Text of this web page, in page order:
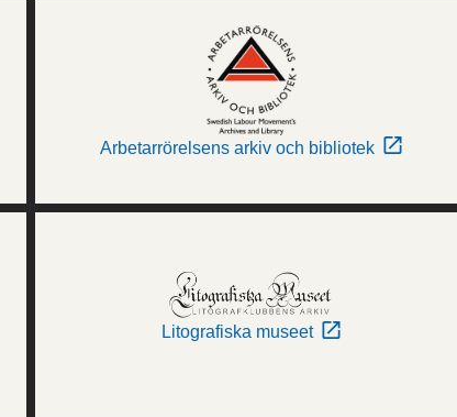
Arbetarrörelsens arkiv och bibliotek
Litografiska museet